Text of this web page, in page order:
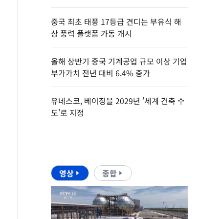
중국 최초 태풍 17등급 견디는 부유식 해
상 풍력 플랫폼 가동 개시
올해 상반기 중국 기계공업 규모 이상 기업
부가가치 전년 대비 6.4% 증가
유네스코, 베이징을 2029년 '세계 건축 수
도'로 지정
영상 종합